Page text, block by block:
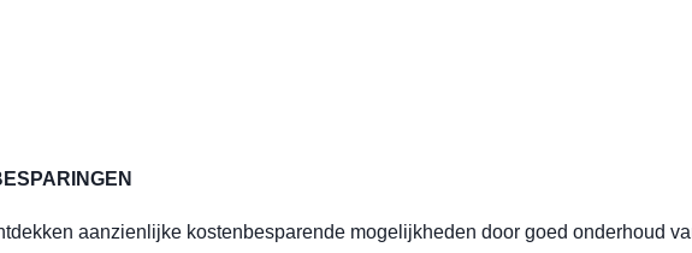
aanzienlijke kostenbesparende mogelijkheden door goed onderhoud